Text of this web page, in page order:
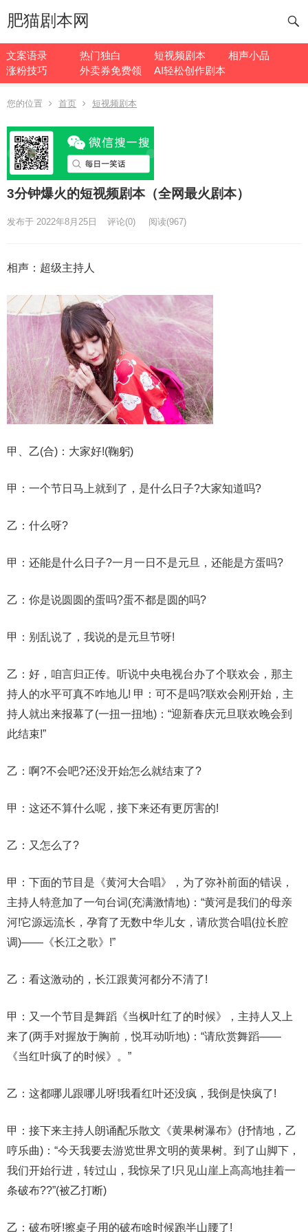
肥猫剧本网
文案语录 热门独白 短视频剧本
相声小品
涨粉技巧
外卖券免费领 AI轻松创作剧本
您的位置 首页 短视频剧本
3分钟爆火的短视频剧本（全网最火剧本）
发布于 2022年8月25日 评论(0) 阅读(967)
相声：超级主持人
甲、乙(合)：大家好!(鞠躬)
甲：一个节日马上就到了，是什么日子?大家知道吗?
乙：什么呀?
甲：还能是什么日子?一月一日不是元旦，还能是方蛋吗?
乙：你是说圆圆的蛋吗?蛋不都是圆的吗?
甲：别乱说了，我说的是元旦节呀!
乙：好，咱言归正传。听说中央电视台办了个联欢会，那主
持人的水平可真不咋地儿! 甲：可不是吗?联欢会刚开始，主
持人就出来报幕了(一扭一扭地)：“迎新春庆元旦联欢晚会到
此结束!”
乙：啊?不会吧?还没开始怎么就结束了?
甲：这还不算什么呢，接下来还有更厉害的!
乙：又怎么了?
甲：下面的节目是《黄河大合唱》，为了弥补前面的错误，
主持人特意加了一句台词(充满激情地)：“黄河是我们的母亲
河!它源远流长，孕育了无数中华儿女，请欣赏合唱(拉长腔
调)——《长江之歌》!”
乙：看这激动的，长江跟黄河都分不清了!
甲：又一个节目是舞蹈《当枫叶红了的时候》，主持人又上
来了(两手对握放于胸前，悦耳动听地)：“请欣赏舞蹈——
《当红叶疯了的时候》。”
乙：这都哪儿跟哪儿呀!我看红叶还没疯，我倒是快疯了!
甲：接下来主持人朗诵配乐散文《黄果树瀑布》(抒情地，乙
哼乐曲)：“今天我要去游览世界文明的黄果树。到了山脚下，
我们开始行进，转过山，我惊呆了!只见山崖上高高地挂着一
条破布??”(被乙打断)
乙：破布呀!擦桌子用的破布啥时候跑半山腰了!